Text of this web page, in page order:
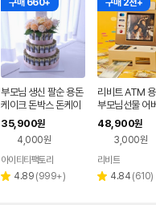
부모님 생신 팔순 용돈
케이크 돈박스 돈케이
크 반전 선물 서프라이
즈 넘치는사랑 샤벳 DI
35,900원
4,000원
아이티티팩토리
별 4.89 리
(999+)
리비트 ATM
부모님선물 어
결혼기념일 용
트 선물 환갑
48,900원
3,000원
리비트
별 4.84 리
(610)